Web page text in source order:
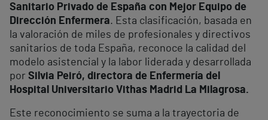
Sanitario Privado de España con Mejor Equipo de
Dirección Enfermera. Esta clasificación, basada en
la valoración de miles de profesionales y directivos
sanitarios de toda España, reconoce la calidad del
modelo asistencial y la labor liderada y desarrollada
por Silvia Peiró, directora de Enfermería del
Hospital Universitario Vithas Madrid La Milagrosa.
Este reconocimiento se suma a la trayectoria de